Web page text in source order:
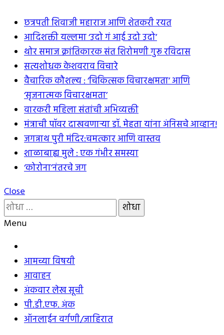
छत्रपती शिवाजी महाराज आणि शेतकरी रयत
आदिशक्ती यल्लमा ‘उदो गं आई उदो उदो’
थोर समाज क्रांतिकारक संत शिरोमणी गुरू रविदास
सत्यशोधक केशवराव विचारे
वैचारिक कौशल्य : ‘चिकित्सक विचारक्षमता’ आणि
‘सृजनात्मक विचारक्षमता’
वारकरी महिला संतांची अभिव्यक्ती
मंत्राची पॉवर दाखवणार्‍या डॉ. मेहता यांना अंनिसचे आव्हान!
जगन्नाथ पुरी मंदिर:चमत्कार आणि वास्तव
शाळाबाह्य मुले : एक गंभीर समस्या
‘कोरोना’नंतरचे जग
Close
यांचा
शोध
Menu
आमच्या विषयी
आवाहन
अंकवार लेख सूची
पी.डी.एफ. अंक
ऑनलाईन वर्गणी/जाहिरात